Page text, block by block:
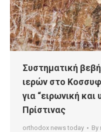
Συστηματική
ιερών στο
για “ειρωνική
Πρίστινας
orthodox news today By